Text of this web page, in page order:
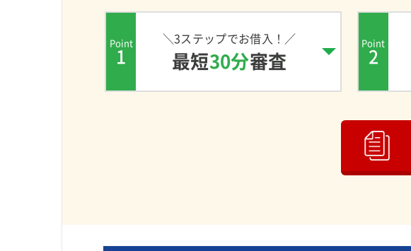
Point
1
＼3ステップでお借入！／
最短30分審査
Point
2